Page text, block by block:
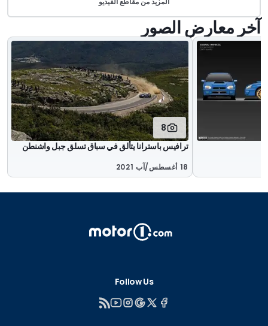
آخر معارض الصور
8
ترافيس باسترانا يتألق في سباق تسلق جبل واشنطن
18 أغسطس/آب 2021
Follow Us